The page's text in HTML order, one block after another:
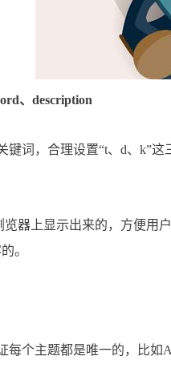
、description
，合理设置“t、d、k”这
上显示出来的，方便用户
。
主题都是唯一的，比如A